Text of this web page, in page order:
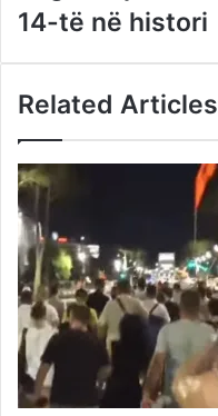
14-të në histori
Related Articles